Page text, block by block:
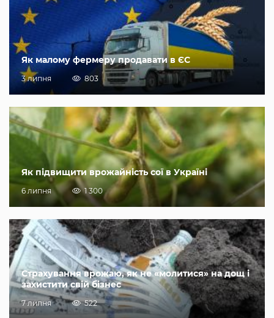
Як малому фермеру продавати в ЄС
3 липня 803
Як підвищити врожайність сої в Україні
6 липня 1 300
Страхування врожаю, як не «молитися» на дощ і
захистити свій бізнес
7 липня 522